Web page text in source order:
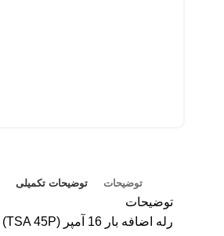
توضیحات توضیحات تکمیلی
توضیحات
رله اضافه بار 16 آمپر (TSA 45P)